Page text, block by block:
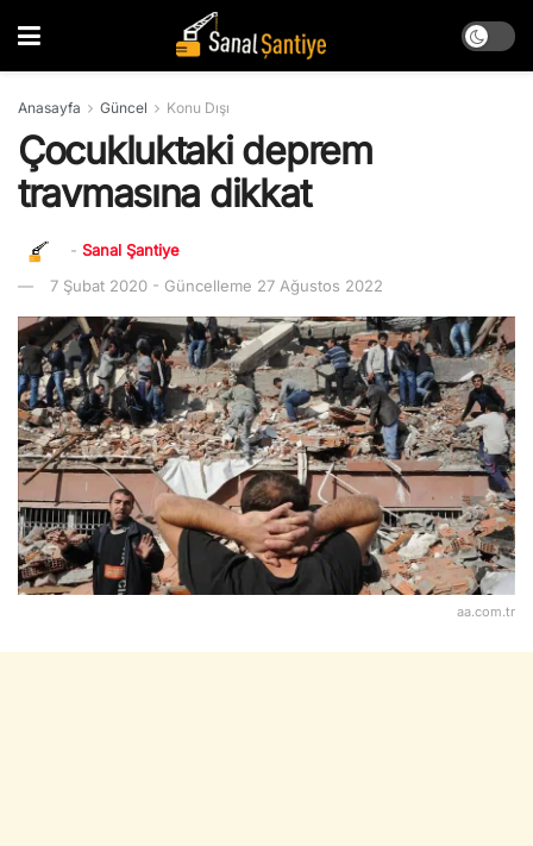
Anasayfa Güncel Konu Dışı
Çocukluktaki deprem
travmasına dikkat
- Sanal Şantiye
7 Şubat 2020 - Güncelleme 27 Ağustos 2022
aa.com.tr